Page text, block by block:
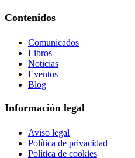
Contenidos
Comunicados
Libros
Noticias
Eventos
Blog
Información legal
Aviso legal
Política de privacidad
Política de cookies